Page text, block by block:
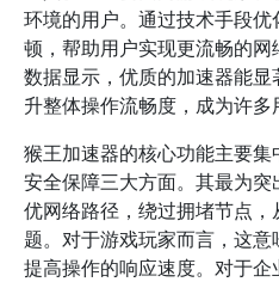
环境的用户。通过技术手段
顿，帮助用户实现更流畅的
数据显示，优质的加速器能
升整体操作流畅度，成为许多
猴王加速器的核心功能主要
安全保障三大方面。其最为
优网络路径，绕过拥堵节点
题。对于游戏玩家而言，这意
提高操作的响应速度。对于